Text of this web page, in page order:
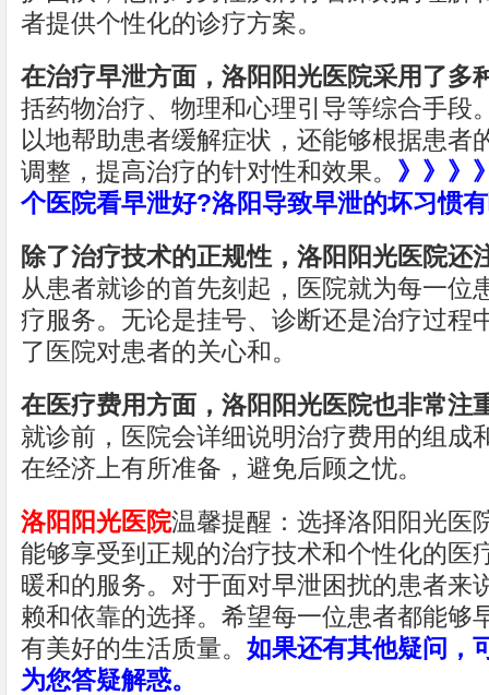
者提供个性化的诊疗方案。
在治疗早泄方面，洛阳阳光医院采用了多
括药物治疗、物理和心理引导等综合手段
以地帮助患者缓解症状，还能够根据患者
调整，提高治疗的针对性和效果。 》》》
个医院看早泄好?洛阳导致早泄的坏习惯
除了治疗技术的正规性，洛阳阳光医院还
从患者就诊的首先刻起，医院就为每一位
疗服务。无论是挂号、诊断还是治疗过程
了医院对患者的关心和。
在医疗费用方面，洛阳阳光医院也非常注
就诊前，医院会详细说明治疗费用的组成
在经济上有所准备，避免后顾之忧。
洛阳阳光医院温馨提醒：选择洛阳阳光医
能够享受到正规的治疗技术和个性化的医
暖和的服务。对于面对早泄困扰的患者来
赖和依靠的选择。希望每一位患者都能够
有美好的生活质量。 如果还有其他疑问，
为您答疑解惑。